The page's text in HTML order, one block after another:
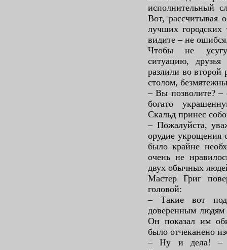
исполнительный
Вот, рассчитывая
лучших
видите – не
Чтобы не
ситуацию,
разлили во второй
столом,
– Вы позволите? –
богато
Скальд принес
– Пожалуйста,
орудие укрощения
было крайне
очень не
двух обычных
Мастер Григ
головой:
– Такие вот
доверенным людям
Он показал им
было отчеканено
– Ну и дела! –